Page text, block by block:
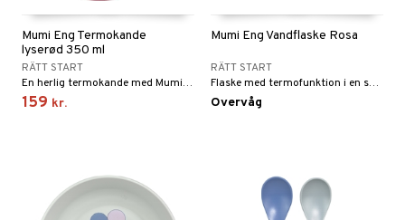
Mumi Eng Termokande
lyserød 350 ml
RÄTT START
En herlig termokande med Mumitroldene.
159 kr.
Mumi Eng Vandflaske Rosa
RÄTT START
Flaske med termofunktion i en skøn lyserød farve.
Overvåg